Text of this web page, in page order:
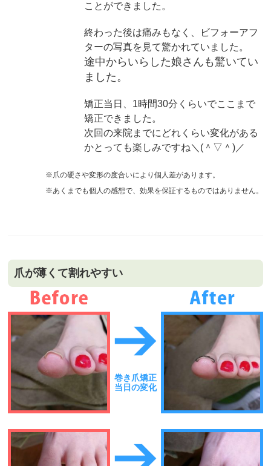
ことができました。
終わった後は痛みもなく、ビフォーアフ
ターの写真を見て驚かれていました。
途中からいらした娘さんも驚いてい
ました。
矯正当日、1時間30分くらいでここまで
矯正できました。
次回の来院までにどれくらい変化がある
かとっても楽しみですね＼(＾▽＾)／
※爪の硬さや変形の度合いにより個人差があります。
※あくまでも個人の感想で、効果を保証するものではありません。
爪が薄くて割れやすい
巻き爪矯正
当日の変化